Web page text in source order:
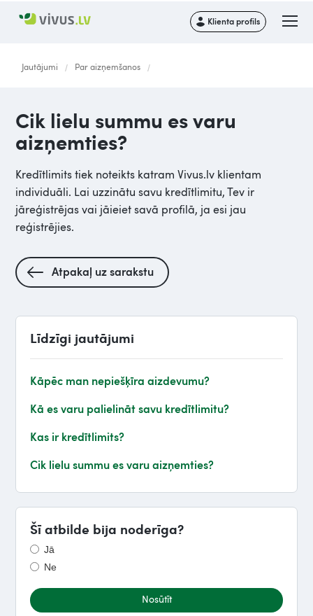
Klienta profils
Jautājumi / Par aizņemšanos /
Cik lielu summu es varu
aizņemties?
Kredītlimits tiek noteikts katram Vivus.lv klientam
individuāli. Lai uzzinātu savu kredītlimitu, Tev ir
jāreģistrējas vai jāieiet savā profilā, ja esi jau
reģistrējies.
Atpakaļ uz sarakstu
Līdzīgi jautājumi
Kāpēc man nepiešķīra aizdevumu?
Kā es varu palielināt savu kredītlimitu?
Kas ir kredītlimits?
Cik lielu summu es varu aizņemties?
Šī atbilde bija noderīga?
Jā
Ne